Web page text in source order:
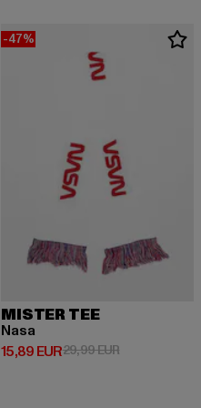
-47%
MISTER TEE
Nasa
15,89 EUR
Prix courant: 15,89 EUR
29,99 EURPrix en